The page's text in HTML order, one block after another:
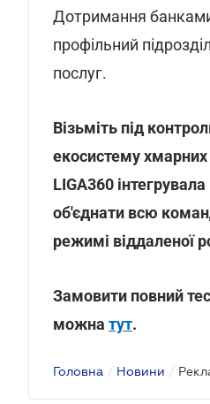
Дотримання банками
профільний
послуг.
Візьміть під
екосистему
LIGA360
об'єднати всю
режимі віддаленої
Замовити повний
можна тут.
Головна / Новини /